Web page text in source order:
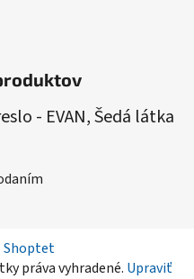
- EVAN, Šedá látka
Shoptet
práva vyhradené. Upraviť